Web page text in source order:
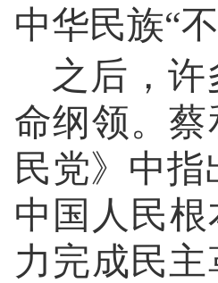
中华民族“
之后，
命纲领。
民党》中
中国人民
力完成民